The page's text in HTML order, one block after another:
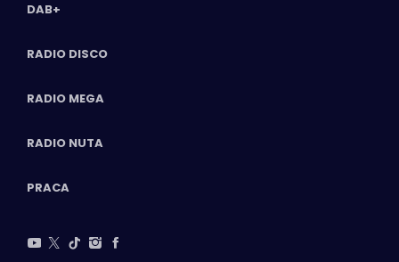
DAB+
RADIO DISCO
RADIO MEGA
RADIO NUTA
PRACA